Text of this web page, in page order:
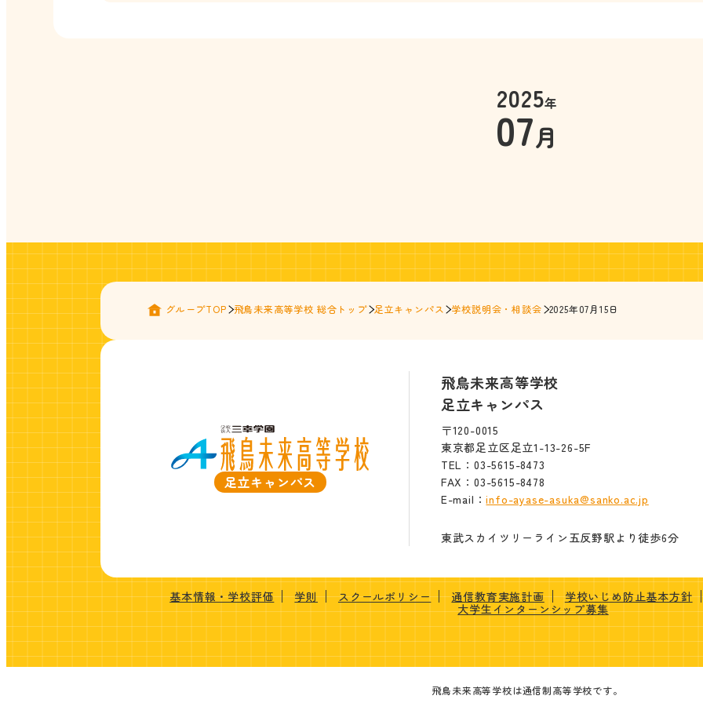
2025年
07月
グループTOP 飛鳥未来高等学校 総合トップ 足立キャンパス 学校説明会・相談会 2025年07月15日
足立キャンパス
飛鳥未来高等学校
足立キャンパス
〒120-0015
東京都足立区足立1-13-26-5F
TEL：03-5615-8473
FAX：03-5615-8478
E-mail：info-ayase-asuka@sanko.ac.jp
東武スカイツリーライン五反野駅より徒歩6分
基本情報・学校評価 学則 スクールポリシー 通信教育実施計画
学校いじめ防止基本方針
大学生インターンシップ募集
飛鳥未来高等学校は通信制高等学校です。